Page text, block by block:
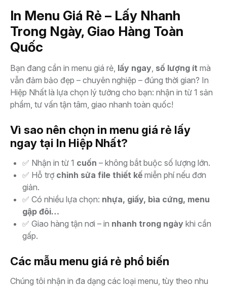
In Menu Giá Rẻ – Lấy Nhanh
Trong Ngày, Giao Hàng Toàn
Quốc
Bạn đang cần in menu giá rẻ, lấy ngay, số lượng ít mà
vẫn đảm bảo đẹp – chuyên nghiệp – đúng thời gian? In
Hiệp Nhất là lựa chọn lý tưởng cho bạn: nhận in từ 1 sản
phẩm, tư vấn tận tâm, giao nhanh toàn quốc!
Vì sao nên chọn in menu giá rẻ lấy
ngay tại In Hiệp Nhất?
✅ Nhận in từ 1 cuốn – không bắt buộc số lượng lớn.
✅ Hỗ trợ chỉnh sửa file thiết kế miễn phí nếu đơn
giản.
✅ Có nhiều lựa chọn: nhựa, giấy, bìa cứng, menu
gập đôi…
✅ Giao hàng tận nơi – in nhanh trong ngày khi cần
gấp.
Các mẫu menu giá rẻ phổ biến
Chúng tôi nhận in đa dạng các loại menu, tùy theo nhu